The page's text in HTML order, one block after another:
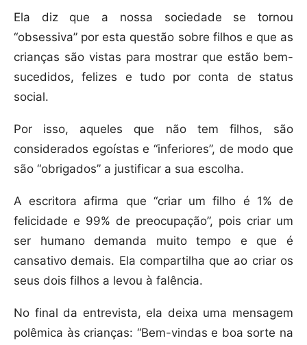
Ela diz que a nossa sociedade se tornou
“obsessiva” por esta questão sobre filhos e que as
crianças são vistas para mostrar que estão bem-
sucedidos, felizes e tudo por conta de status
social.
Por isso, aqueles que não tem filhos, são
considerados egoístas e “inferiores”, de modo que
são “obrigados” a justificar a sua escolha.
A escritora afirma que “criar um filho é 1% de
felicidade e 99% de preocupação”, pois criar um
ser humano demanda muito tempo e que é
cansativo demais. Ela compartilha que ao criar os
seus dois filhos a levou à falência.
No final da entrevista, ela deixa uma mensagem
polêmica às crianças: “Bem-vindas e boa sorte na